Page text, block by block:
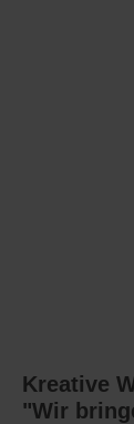
Kreative
"Wir